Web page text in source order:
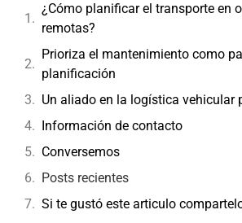
¿Cómo planificar el transporte en
remotas?
Prioriza el mantenimiento como
planificación
Un aliado en la logística vehicular
Información de contacto
Conversemos
Posts recientes
Si te gustó este articulo